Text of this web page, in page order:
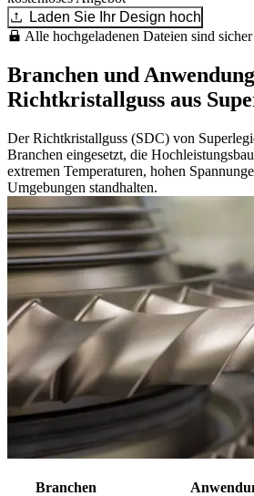
Laden Sie Ihr Design hoch
Alle hochgeladenen Dateien sind
Branchen und
Richtkristallguss aus
Der Richtkristallguss (SDC) von
Branchen eingesetzt, die
extremen Temperaturen, hohen
Umgebungen standhalten.
Branchen